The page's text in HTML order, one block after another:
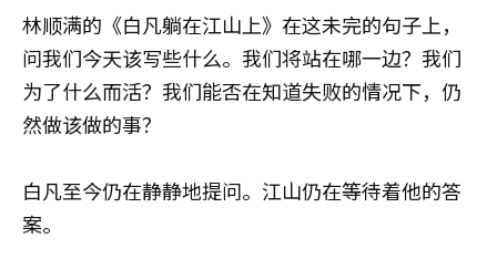
林顺满的《白凡躺在江山上》在这未完的句子上，
问我们今天该写些什么。我们将站在哪一边？我们
为了什么而活？我们能否在知道失败的情况下，仍
然做该做的事？
白凡至今仍在静静地提问。江山仍在等待着他的答
案。